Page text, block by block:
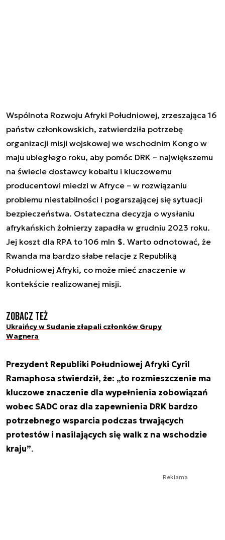
Wspólnota Rozwoju Afryki Południowej, zrzeszająca 16
państw członkowskich, zatwierdziła potrzebę
organizacji misji wojskowej we wschodnim Kongo w
maju ubiegłego roku, aby pomóc DRK – największemu
na świecie dostawcy kobaltu i kluczowemu
producentowi miedzi w Afryce – w rozwiązaniu
problemu niestabilności i pogarszającej się sytuacji
bezpieczeństwa. Ostateczna decyzja o wysłaniu
afrykańskich żołnierzy zapadła w grudniu 2023 roku.
Jej koszt dla RPA to 106 mln $. Warto odnotować, że
Rwanda ma bardzo słabe relacje z Republiką
Południowej Afryki, co może mieć znaczenie w
kontekście realizowanej misji.
Zobacz też
Ukraińcy w Sudanie złapali członków Grupy
Wagnera
Prezydent Republiki Południowej Afryki Cyril
Ramaphosa stwierdził, że: „to rozmieszczenie ma
kluczowe znaczenie dla wypełnienia zobowiązań
wobec SADC oraz dla zapewnienia DRK bardzo
potrzebnego wsparcia podczas trwających
protestów i nasilających się walk z na wschodzie
kraju”.
Reklama